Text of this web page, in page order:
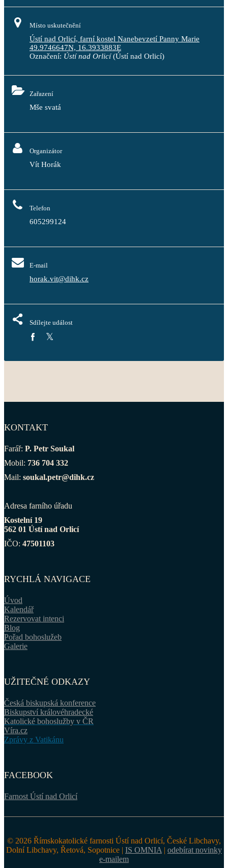
Místo uskutečnění
Ústí nad Orlicí, farní kostel Nanebevzetí Panny Marie
49.9746647N, 16.3933883E
Označení: Ústí nad Orlicí(Ústí nad Orlicí)
Zařazení
Mše svatá
Organizátor
Vít Horák
Telefon
605299124
E-mail
horak.vit@dihk.cz
Sdílejte událost
KONTAKT
Farář: P. Petr Soukal
Mobil: 736 704 332
Mail: soukal.petr@dihk.cz
Adresa farního úřadu
Kostelní 19
562 01 Ústí nad Orlicí
IČO: 47501103
RYCHLÁ NAVIGACE
Úvod
Kalendář
Rezervovat intenci
Blog
Pořad bohoslužeb
Galerie
UŽITEČNÉ ODKAZY
Česká biskupská konference
Biskupství královéhradecké
Katolické bohoslužby v ČR
Víra.cz
Zprávy z Vatikánu
FACEBOOK
Farnost Ústí nad Orlicí
© 2026 Římskokatolické farnosti Ústí nad Orlicí, České Libchavy,
Dolní Libchavy, Řetová, Sopotnice | IS OMNIA | odebírat novinky
e-mailem